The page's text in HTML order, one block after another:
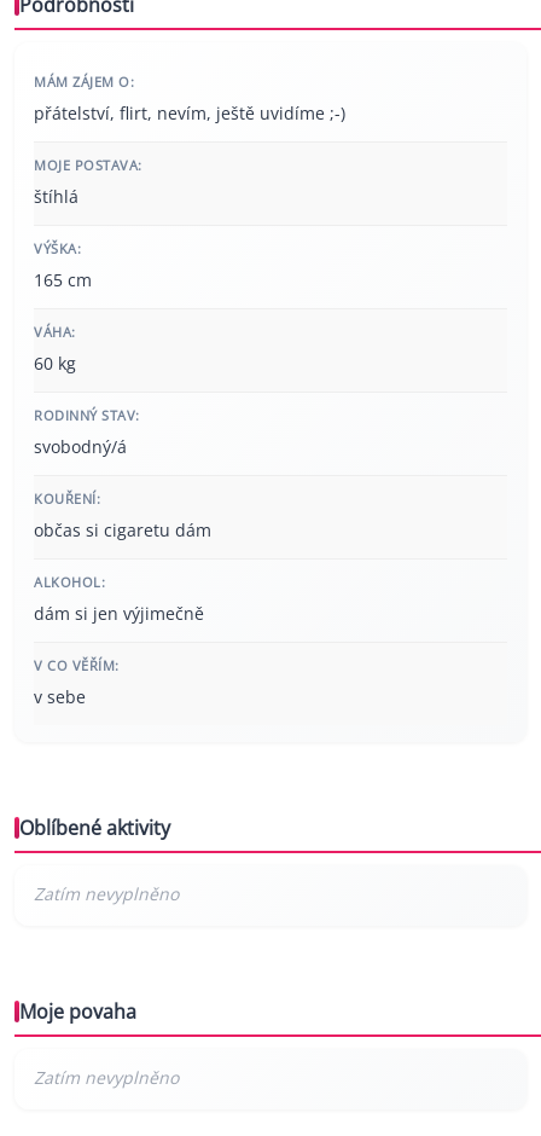
Podrobnosti
MÁM ZÁJEM O:
přátelství, flirt, nevím, ještě uvidíme ;-)
MOJE POSTAVA:
štíhlá
VÝŠKA:
165 cm
VÁHA:
60 kg
RODINNÝ STAV:
svobodný/á
KOUŘENÍ:
občas si cigaretu dám
ALKOHOL:
dám si jen výjimečně
V CO VĚŘÍM:
v sebe
Oblíbené aktivity
Moje povaha